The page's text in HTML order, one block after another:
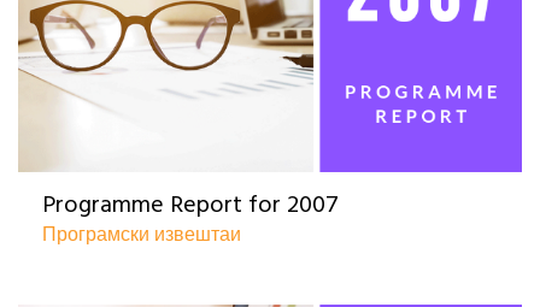
Programme Report for 2007
Програмски извештаи